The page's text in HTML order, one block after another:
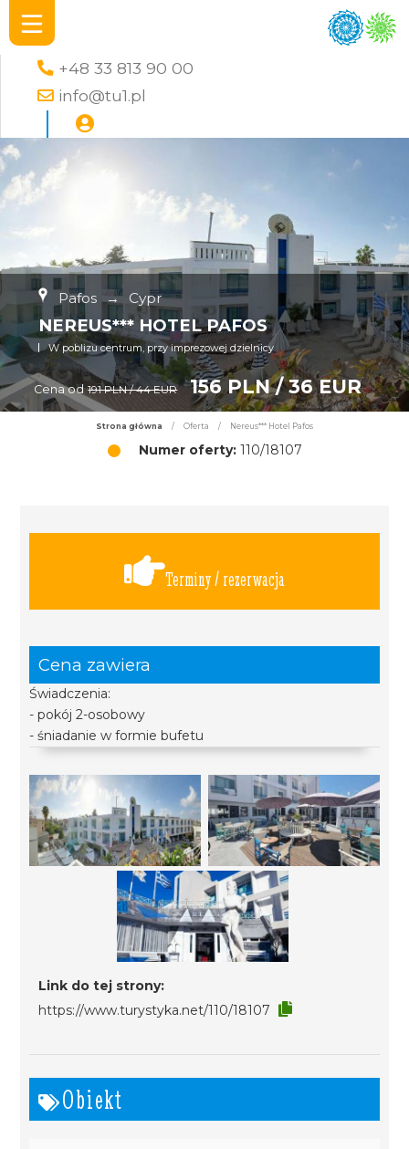
+48 33 813 90 00
info@tu1.pl
Pafos → Cypr
NEREUS*** HOTEL PAFOS
W poblizu centrum, przy imprezowej dzielnicy
Cena od 191 PLN / 44 EUR 156 PLN / 36 EUR
Strona główna / Oferta / Nereus*** Hotel Pafos
Numer oferty:110/18107
Terminy / rezerwacja
Cena zawiera
Świadczenia:
- pokój 2-osobowy
- śniadanie w formie bufetu
Link do tej strony:
https://www.turystyka.net/110/18107
Obiekt